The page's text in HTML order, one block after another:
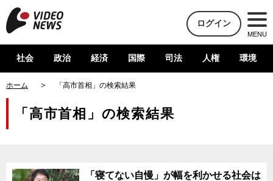
ログイン
MENU
社会 政治 経済 国際 司法 人権 環境
ホーム 「高市首相」の検索結果
「高市首相」の検索結果
「寝てない自慢」が幅を利かせる社会は